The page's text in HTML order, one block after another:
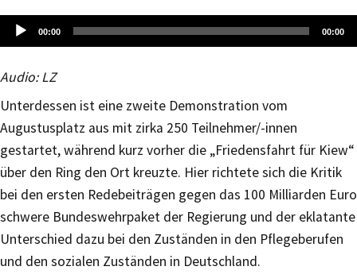
Audio-
Player
00:00 00:00
Audio: LZ
Unterdessen ist eine zweite Demonstration vom
Augustusplatz aus mit zirka 250 Teilnehmer/-innen
gestartet, während kurz vorher die „Friedensfahrt für Kiew“
über den Ring den Ort kreuzte. Hier richtete sich die Kritik
bei den ersten Redebeiträgen gegen das 100 Milliarden Euro
schwere Bundeswehrpaket der Regierung und der eklatante
Unterschied dazu bei den Zuständen in den Pflegeberufen
und den sozialen Zuständen in Deutschland.